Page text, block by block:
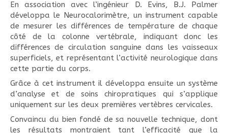
En association avec l’ingénieur D. Evins, B.J. Palmer
développa le Neurocalorimètre, un instrument capable
de mesurer les différences de température de chaque
côté de la colonne vertébrale, indiquant donc les
différences de circulation sanguine dans les vaisseaux
superficiels, et représentant l’activité neurologique dans
cette partie du corps.
Grâce à cet instrument il développa ensuite un système
d’analyse et de soins chiropratiques qui s’applique
uniquement sur les deux premières vertèbres cervicales.
Convaincu du bien fondé de sa nouvelle technique, dont
les résultats montraient tant l’efficacité que la